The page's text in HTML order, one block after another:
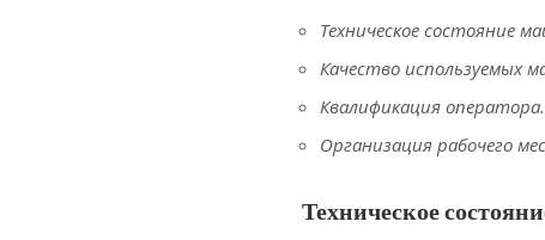
Техническое состояние
Качество используемых
Квалификация оператора.
Организация рабочего
Техническое